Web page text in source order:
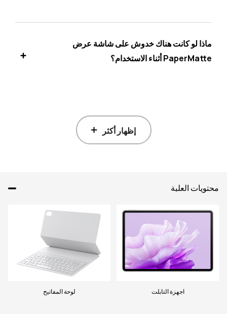
ماذا لو كانت هناك خدوش على شاشة عرض
PaperMatte أثناء الاستخدام؟
إظهار أكثر
محتويات العلبة
اجهزة التابلت لوحة المفاتيح